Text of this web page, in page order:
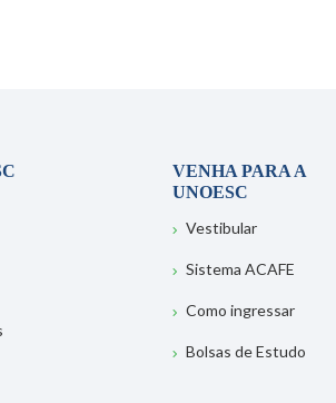
VENHA PARA A
UNOESC
Vestibular
Sistema ACAFE
Como ingressar
Bolsas de Estudo